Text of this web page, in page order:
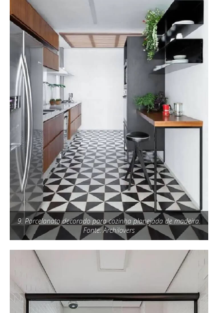
9. Porcelanato decorado para cozinha planejada de madeira.
Fonte: Archilovers